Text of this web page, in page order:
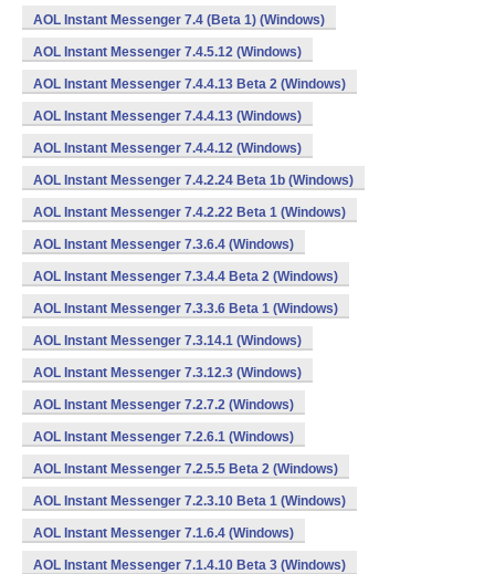
AOL Instant Messenger 7.4 (Beta 1) (Windows)
AOL Instant Messenger 7.4.5.12 (Windows)
AOL Instant Messenger 7.4.4.13 Beta 2 (Windows)
AOL Instant Messenger 7.4.4.13 (Windows)
AOL Instant Messenger 7.4.4.12 (Windows)
AOL Instant Messenger 7.4.2.24 Beta 1b (Windows)
AOL Instant Messenger 7.4.2.22 Beta 1 (Windows)
AOL Instant Messenger 7.3.6.4 (Windows)
AOL Instant Messenger 7.3.4.4 Beta 2 (Windows)
AOL Instant Messenger 7.3.3.6 Beta 1 (Windows)
AOL Instant Messenger 7.3.14.1 (Windows)
AOL Instant Messenger 7.3.12.3 (Windows)
AOL Instant Messenger 7.2.7.2 (Windows)
AOL Instant Messenger 7.2.6.1 (Windows)
AOL Instant Messenger 7.2.5.5 Beta 2 (Windows)
AOL Instant Messenger 7.2.3.10 Beta 1 (Windows)
AOL Instant Messenger 7.1.6.4 (Windows)
AOL Instant Messenger 7.1.4.10 Beta 3 (Windows)